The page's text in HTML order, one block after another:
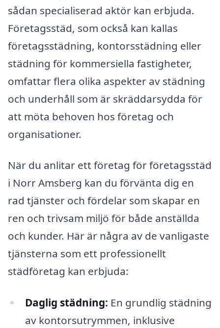
sådan specialiserad aktör kan erbjuda.
Företagsstäd, som också kan kallas
företagsstädning, kontorsstädning eller
städning för kommersiella fastigheter,
omfattar flera olika aspekter av städning
och underhåll som är skräddarsydda för
att möta behoven hos företag och
organisationer.
När du anlitar ett företag för företagsstäd
i Norr Amsberg kan du förvänta dig en
rad tjänster och fördelar som skapar en
ren och trivsam miljö för både anställda
och kunder. Här är några av de vanligaste
tjänsterna som ett professionellt
städföretag kan erbjuda:
Daglig städning: En grundlig städning
av kontorsutrymmen, inklusive